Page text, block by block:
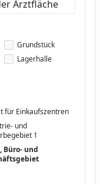
Arztfläche
Grundstück
Lagerhalle
für Einkaufszentren
und
1
Büro- und